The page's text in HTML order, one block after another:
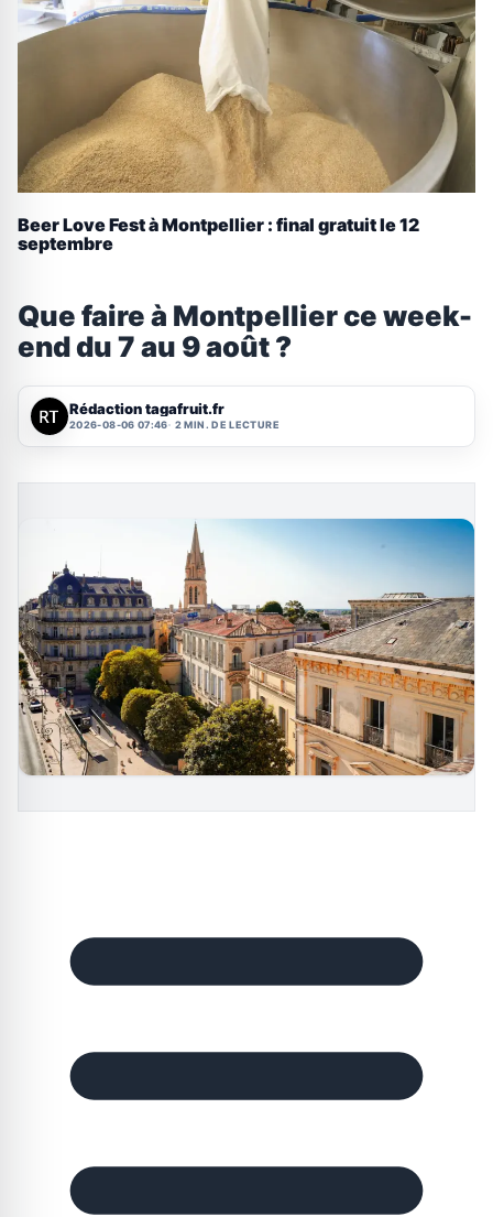
Beer Love Fest à Montpellier : final gratuit le 12
septembre
Que faire à Montpellier ce week-
end du 7 au 9 août ?
Rédaction tagafruit.fr
2026-08-06 07:46 2 MIN. DE LECTURE